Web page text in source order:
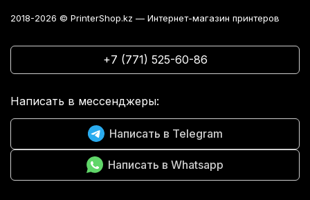
2018-2026 © PrinterShop.kz — Интернет-магазин принтеров
+7 (771) 525-60-86
Написать в мессенджеры:
Написать в Telegram
Написать в Whatsapp